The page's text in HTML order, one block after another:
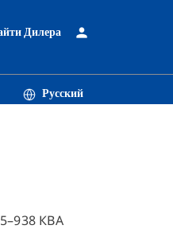
Дилера person
Русский
КВА